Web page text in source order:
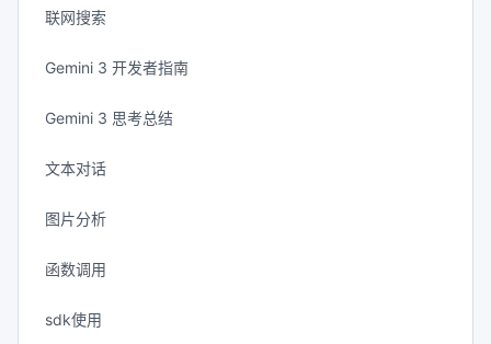
联网搜索
Gemini 3 开发者指南
Gemini 3 思考总结
文本对话
图片分析
函数调用
sdk使用